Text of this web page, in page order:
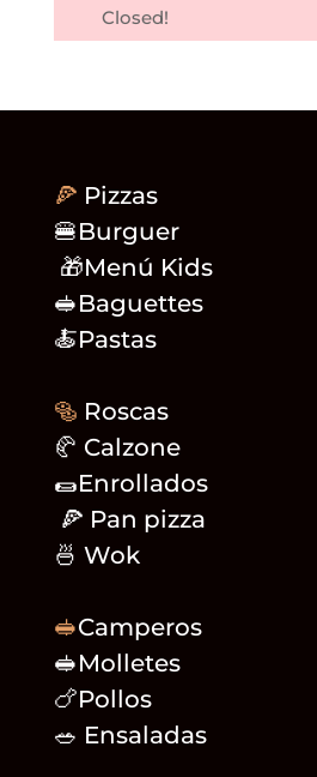
Closed!
🍕 Pizzas
🍔Burguer
🎁Menú Kids
🥪Baguettes
🍝Pastas
🥯 Roscas
🥐 Calzone
🌯Enrollados
🍕 Pan pizza
🍜 Wok
🥪Camperos
🥪Molletes
🍗Pollos
🥗 Ensaladas